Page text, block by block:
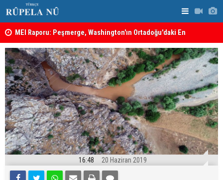
MEI Raporu: Peşmerge, Washington'ın Ortadoğu'daki En
Önemli Güvenlik Ortaklarından Biri ABD'nin
16:48 20 Haziran 2019